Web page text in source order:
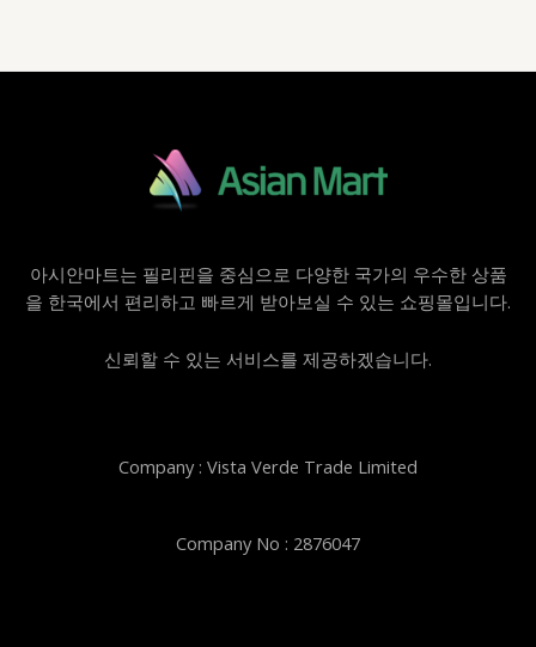
아시안마트는 필리핀을 중심으로 다양한 국가의 우수한 상품
을 한국에서 편리하고 빠르게 받아보실 수 있는 쇼핑몰입니다.
신뢰할 수 있는 서비스를 제공하겠습니다.
Company : Vista Verde Trade Limited
Company No : 2876047